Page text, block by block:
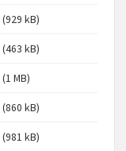
(929 kB)
(463 kB)
(1 MB)
(860 kB)
(981 kB)